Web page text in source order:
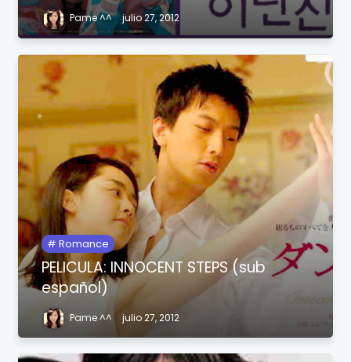
Pame ^^ julio 27, 2012
Romance
PELICULA: INNOCENT STEPS (sub
español)
Pame ^^ julio 27, 2012